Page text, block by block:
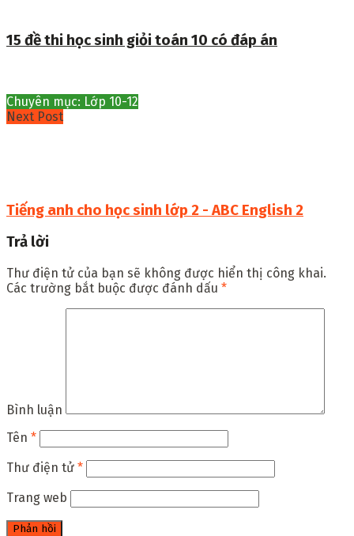
15 đề thi học sinh giỏi toán 10 có đáp án
Chuyên mục: Lớp 10-12
Next Post
Tiếng anh cho học sinh lớp 2 - ABC English 2
Trả lời
Thư điện tử của bạn sẽ không được hiển thị công khai.
Các trường bắt buộc được đánh dấu *
Bình luận
Tên *
Thư điện tử *
Trang web